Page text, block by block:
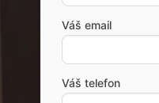
Váš email
Váš telefon